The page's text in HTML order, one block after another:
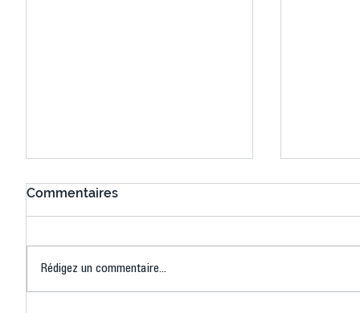
Commentaires
Rédigez un commentaire...